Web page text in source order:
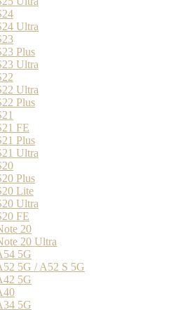
Ultra
Plus
Ultra
Ultra
Plus
FE
Plus
Ultra
Plus
Lite
Ultra
FE
20
20 Ultra
5G
5G / A52 S 5G
5G
5G